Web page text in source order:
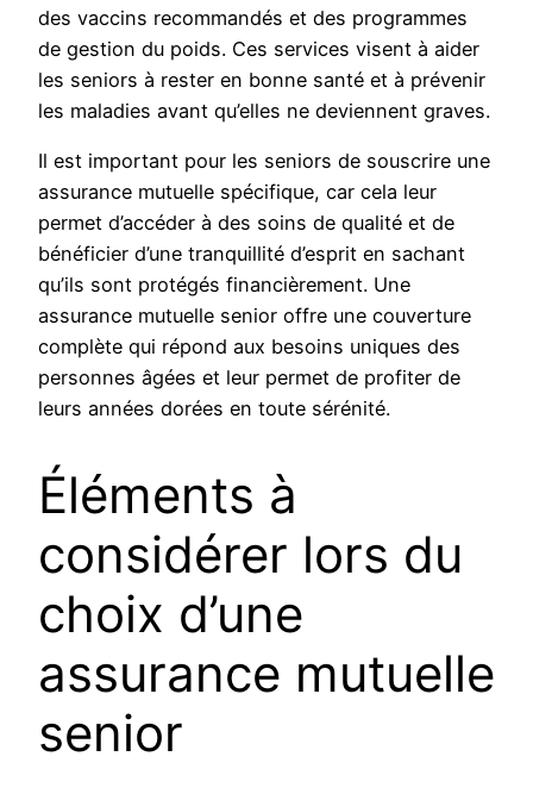
des vaccins recommandés et des programmes
de gestion du poids. Ces services visent à aider
les seniors à rester en bonne santé et à prévenir
les maladies avant qu’elles ne deviennent graves.
Il est important pour les seniors de souscrire une
assurance mutuelle spécifique, car cela leur
permet d’accéder à des soins de qualité et de
bénéficier d’une tranquillité d’esprit en sachant
qu’ils sont protégés financièrement. Une
assurance mutuelle senior offre une couverture
complète qui répond aux besoins uniques des
personnes âgées et leur permet de profiter de
leurs années dorées en toute sérénité.
Éléments à
considérer lors du
choix d’une
assurance mutuelle
senior